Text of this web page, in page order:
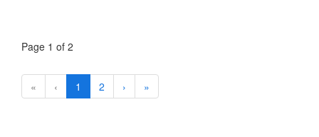
Page 1 of 2
« Start‹ Prev1 2 › »